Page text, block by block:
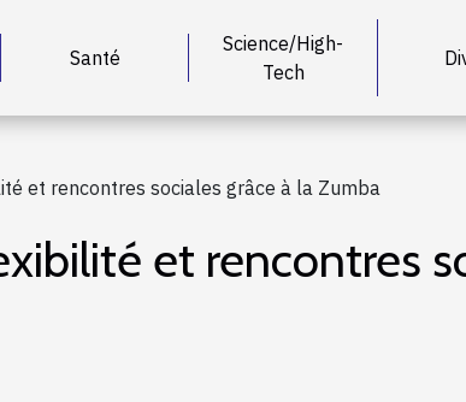
Santé
Science/High-
Tech
et rencontres sociales grâce à la Zumba
et rencontres